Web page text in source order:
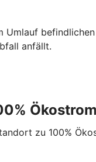
Umlauf
anfällt.
Ökostrom
zu 100%